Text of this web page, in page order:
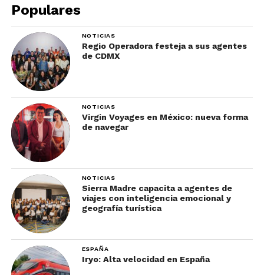
Populares
NOTICIAS
Regio Operadora festeja a sus agentes
de CDMX
NOTICIAS
Virgin Voyages en México: nueva forma
de navegar
NOTICIAS
Sierra Madre capacita a agentes de
viajes con inteligencia emocional y
geografía turística
ESPAÑA
Iryo: Alta velocidad en España